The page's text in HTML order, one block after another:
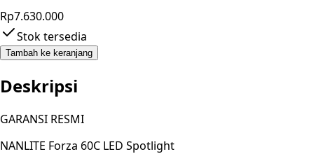
Rp7.630.000
Stok tersedia
Tambah ke keranjang
Deskripsi
GARANSI RESMI
NANLITE Forza 60C LED Spotlight